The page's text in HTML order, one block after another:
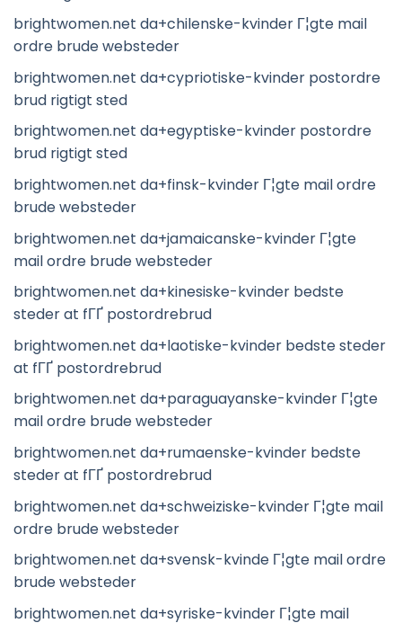
brightwomen.net da+chilenske-kvinder Г¦gte mail
ordre brude websteder
brightwomen.net da+cypriotiske-kvinder postordre
brud rigtigt sted
brightwomen.net da+egyptiske-kvinder postordre
brud rigtigt sted
brightwomen.net da+finsk-kvinder Г¦gte mail ordre
brude websteder
brightwomen.net da+jamaicanske-kvinder Г¦gte
mail ordre brude websteder
brightwomen.net da+kinesiske-kvinder bedste
steder at fГҐ postordrebrud
brightwomen.net da+laotiske-kvinder bedste steder
at fГҐ postordrebrud
brightwomen.net da+paraguayanske-kvinder Г¦gte
mail ordre brude websteder
brightwomen.net da+rumaenske-kvinder bedste
steder at fГҐ postordrebrud
brightwomen.net da+schweiziske-kvinder Г¦gte mail
ordre brude websteder
brightwomen.net da+svensk-kvinde Г¦gte mail ordre
brude websteder
brightwomen.net da+syriske-kvinder Г¦gte mail